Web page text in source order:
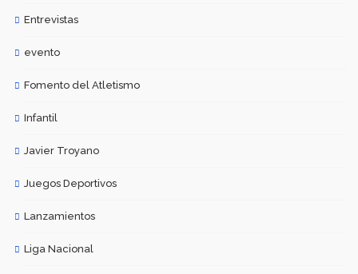
Entrevistas
evento
Fomento del Atletismo
Infantil
Javier Troyano
Juegos Deportivos
Lanzamientos
Liga Nacional